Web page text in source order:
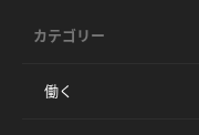
カテゴリー
働く